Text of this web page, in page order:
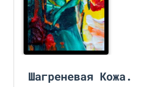
Шагреневая Кожа.